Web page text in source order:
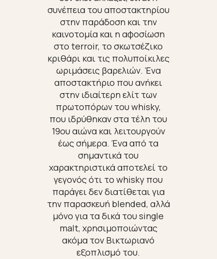
συνέπεια του αποστακτηρίου
στην παράδοση και την
καινοτομία και η αφοσίωση
στο terroir, το σκωτσέζικο
κριθάρι και τις πολυποίκιλες
ωριμάσεις βαρελιών. Ένα
αποστακτήριο που ανήκει
στην ιδιαίτερη ελίτ των
πρωτοπόρων του whisky,
που ιδρύθηκαν στα τέλη του
19ου αιώνα και λειτουργούν
έως σήμερα. Ένα από τα
σημαντικά του
χαρακτηριστικά αποτελεί το
γεγονός ότι το whisky που
παράγει δεν διατίθεται για
την παρασκευή blended, αλλά
μόνο για τα δικά του single
malt, χρησιμοποιώντας
ακόμα τον Βικτωριανό
εξοπλισμό του.